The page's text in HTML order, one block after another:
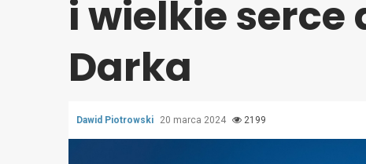
i wielkie serce
Darka
Dawid Piotrowski 20 marca 2024 2199